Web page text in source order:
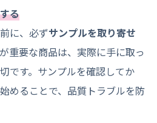
る
に、必ずサンプルを取り寄せ
重要な商品は、実際に手に取っ
です。サンプルを確認してか
めることで、品質トラブルを防